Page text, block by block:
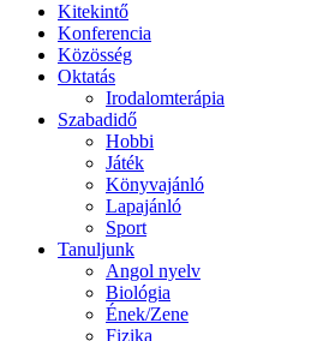
Kitekintő
Konferencia
Közösség
Oktatás
Irodalomterápia
Szabadidő
Hobbi
Játék
Könyvajánló
Lapajánló
Sport
Tanuljunk
Angol nyelv
Biológia
Ének/Zene
Fizika